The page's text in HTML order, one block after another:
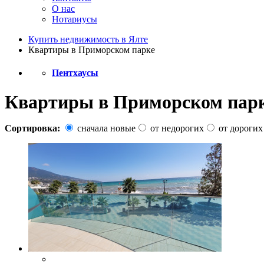
О нас
Нотариусы
Купить недвижимость в Ялте
Квартиры в Приморском парке
Пентхаусы
Квартиры в Приморском
Сортировка: сначала новые от недорогих от дорогих